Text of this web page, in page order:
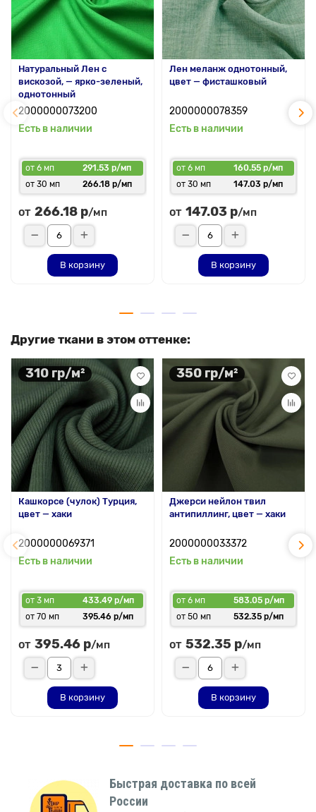
Натуральный Лен с
вискозой, — ярко-зеленый,
однотонный
2000000073200
Есть в наличии
от 6 мп
291.53 р/мп
от 30 мп
266.18 р/мп
от 266.18 р/мп
В корзину
Лен меланж однотонный,
цвет — фисташковый
2000000078359
Есть в наличии
от 6 мп
160.55 р/мп
от 30 мп
147.03 р/мп
от 147.03 р/мп
В корзину
Другие ткани в этом оттенке:
310 гр/м²
Кашкорсе (чулок) Турция,
цвет — хаки
2000000069371
Есть в наличии
от 3 мп
433.49 р/мп
от 70 мп
395.46 р/мп
от 395.46 р/мп
В корзину
350 гр/м²
Джерси нейлон твил
антипиллинг, цвет — хаки
2000000033372
Есть в наличии
от 6 мп
583.05 р/мп
от 50 мп
532.35 р/мп
от 532.35 р/мп
В корзину
Быстрая доставка по всей
России